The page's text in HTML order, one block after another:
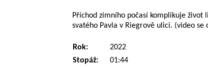
Příchod zimního počasí komplikuje život
svatého Pavla v Riegrově ulici. (video se
Rok:
2022
Stopáž:
01:44